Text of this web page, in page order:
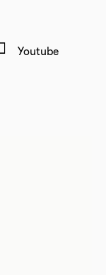
Youtube